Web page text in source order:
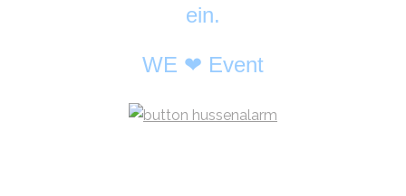
ein.
WE ❤ Event